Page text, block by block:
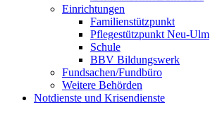
Einrichtungen
Familienstützpunkt
Pflegestützpunkt Neu-Ulm
Schule
BBV Bildungswerk
Fundsachen/Fundbüro
Weitere Behörden
Notdienste und Krisendienste